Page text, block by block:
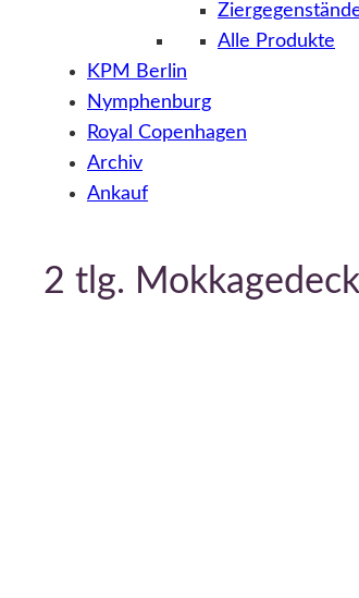
Alle Produkte
KPM Berlin
Nymphenburg
Royal Copenhagen
Archiv
Ankauf
2 tlg.